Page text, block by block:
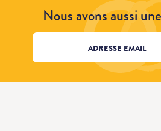
Nous avons aussi une